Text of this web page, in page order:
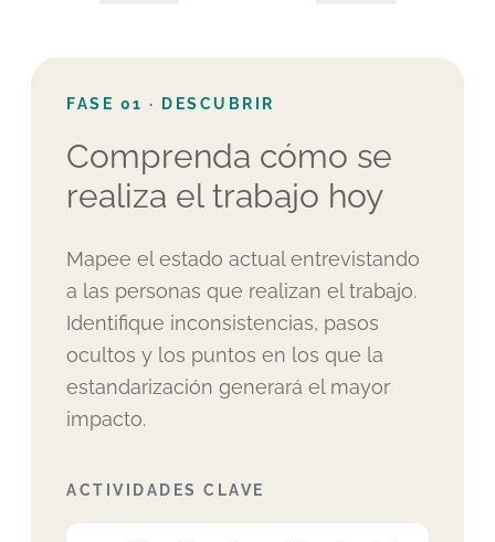
FASE 01 · DESCUBRIR
Comprenda cómo se
realiza el trabajo hoy
Mapee el estado actual entrevistando
a las personas que realizan el trabajo.
Identifique inconsistencias, pasos
ocultos y los puntos en los que la
estandarización generará el mayor
impacto.
ACTIVIDADES CLAVE